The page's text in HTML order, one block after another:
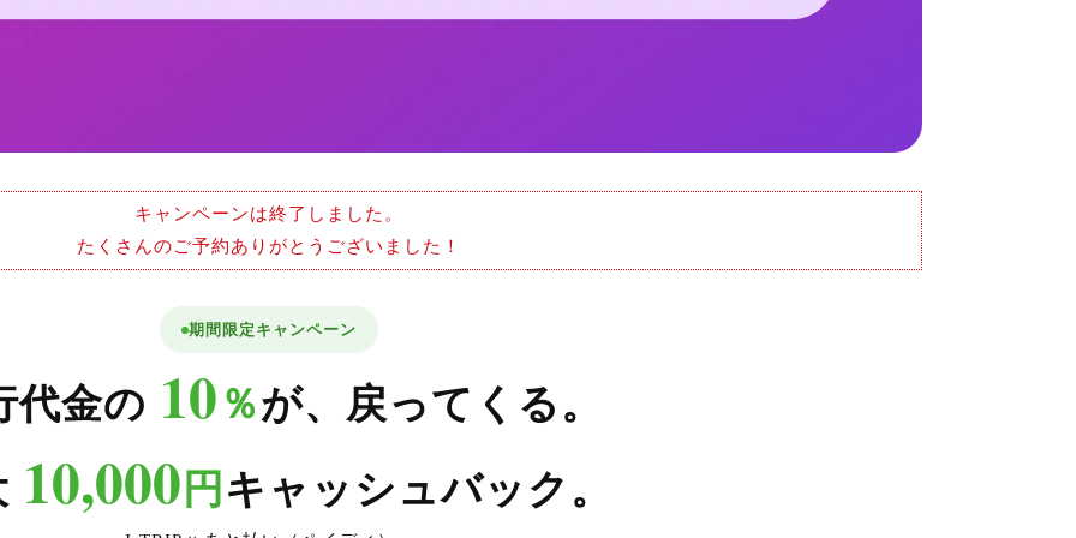
キャンペーンは終了しました。
たくさんのご予約ありがとうございました！
期間限定キャンペーン
代金の 10 ％が、戻ってくる。
10,000 円 キャッシュバック。